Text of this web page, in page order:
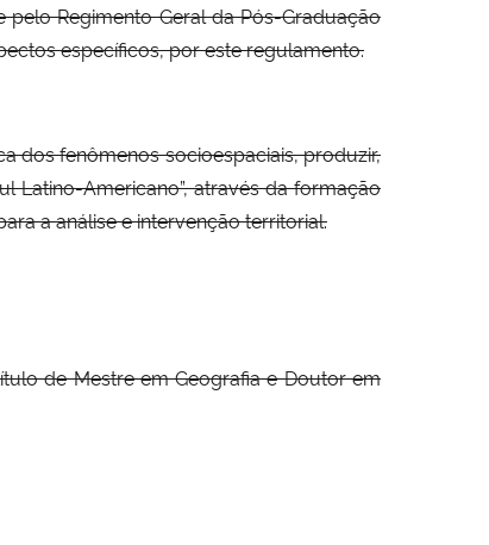
pelo Regimento Geral da Pós-Graduação
específicos, por este regulamento.
dos fenômenos socioespaciais, produzir,
Latino-Americano”, através da formação
a análise e intervenção territorial.
de Mestre em Geografia e Doutor em